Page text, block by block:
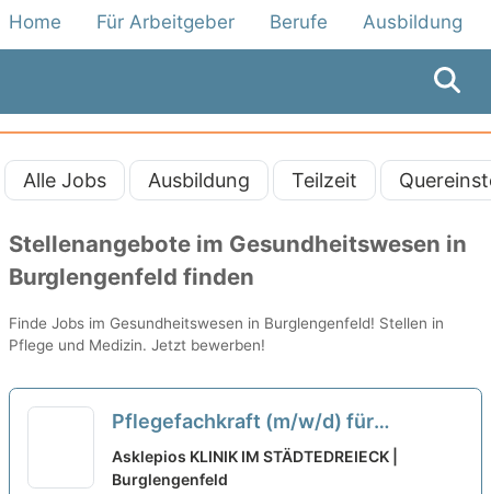
Home Für Arbeitgeber Berufe Ausbildung
Alle Jobs Ausbildung Teilzeit
Stellenangebote im Gesundheitswesen in
Burglengenfeld finden
Finde Jobs im Gesundheitswesen in Burglengenfeld! Stellen in
Pflege und Medizin. Jetzt bewerben!
Pflegefachkraft (m/w/d) für
Interdisziplinäre Intensivstation -
Gemeinsam sind wir stark!
Asklepios KLINIK IM STÄDTEDREIECK |
Burglengenfeld